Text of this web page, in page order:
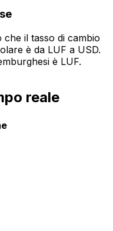
il tasso di cambio
è da LUF a USD.
è LUF.
reale